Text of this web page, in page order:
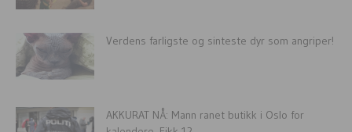
Verdens farligste og sinteste dyr som angriper!
AKKURAT NÅ: Mann ranet butikk i Oslo for